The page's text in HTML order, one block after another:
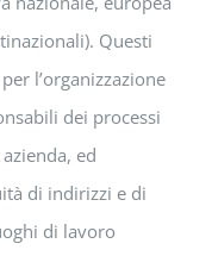
Questi
l’organizzazione
dei processi
ed
di indirizzi e di
di lavoro